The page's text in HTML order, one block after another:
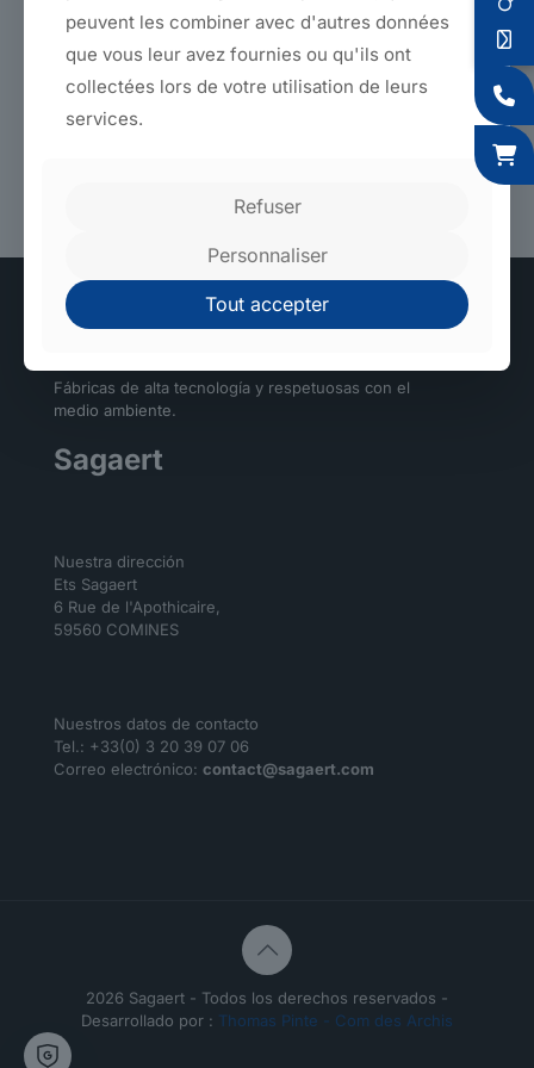
para eso está. La plantilla de control es la barrera entre
"servirá" y "es perfecto".
es tenerlo a mano.
Fábricas de alta tecnología y respetuosas con el
medio ambiente.
Sagaert
Nuestra dirección
Ets Sagaert
6 Rue de l'Apothicaire,
59560 COMINES
Nuestros datos de contacto
Tel.: +33(0) 3 20 39 07 06
Correo electrónico: contact@sagaert.com
2026 Sagaert - Todos los derechos reservados -
Desarrollado por : Thomas Pinte - Com des Archis
peuvent les combiner avec d'autres données
que vous leur avez fournies ou qu'ils ont
collectées lors de votre utilisation de leurs
services.
Refuser
Personnaliser
Tout accepter